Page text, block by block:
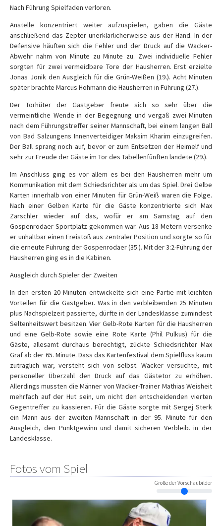
Nach Führung Spielfaden verloren.
Anstelle konzentriert weiter aufzuspielen, gaben die Gäste
anschließend das Zepter unerklärlicherweise aus der Hand. In der
Defensive häuften sich die Fehler und der Druck auf die Wacker-
Abwehr nahm von Minute zu Minute zu. Zwei individuelle Fehler
sorgten für zwei vermeidbare Tore der Hausherren. Erst erzielte
Jonas Jonik den Ausgleich für die Grün-Weißen (19.). Acht Minuten
später brachte Marcus Hohmann die Hausherren in Führung (27.).
Der Torhüter der Gastgeber freute sich so sehr über die
vermeintliche Wende in der Begegnung und vergaß zwei Minuten
nach dem Führungstreffer seiner Mannschaft, bei einem langen Ball
von Bad Salzungens Innenverteidiger Maksim Kharim einzugreifen.
Der Ball sprang noch auf, bevor er zum Entsetzen der Heimelf und
sehr zur Freude der Gäste im Tor des Tabellenfünften landete (29.).
Im Anschluss ging es vor allem es bei den Hausherren mehr um
Kommunikation mit dem Schiedsrichter als um das Spiel. Drei Gelbe
Karten innerhalb von einer Minuten für Grün-Weiß waren die Folge.
Nach einer Gelben Karte für die Gäste konzentrierte sich Max
Zarschler wieder auf das, wofür er am Samstag auf den
Gospenrodaer Sportplatz gekommen war. Aus 18 Metern versenke
er unhaltbar einen Freistoß aus zentraler Position und sorgte so für
die erneute Führung der Gospenrodaer (35.). Mit der 3:2-Führung der
Hausherren ging es in die Kabinen.
Ausgleich durch Spieler der Zweiten
In den ersten 20 Minuten entwickelte sich eine Partie mit leichten
Vorteilen für die Gastgeber. Was in den verbleibenden 25 Minuten
plus Nachspielzeit passierte, dürfte in der Landesklasse zumindest
Seltenheitswert besitzen. Vier Gelb-Rote Karten für die Hausherren
und eine Gelb-Rote sowie eine Rote Karte (Phil Pulkus) für die
Gäste, allesamt durchaus berechtigt, zückte Schiedsrichter Max
Graf ab der 65. Minute. Dass das Kartenfestival dem Spielfluss kaum
zuträglich war, versteht sich von selbst. Wacker versuchte, mit
personeller Überzahl den Druck auf das Gästetor zu erhöhen.
Allerdings mussten die Männer von Wacker-Trainer Mathias Weisheit
mehrfach auf der Hut sein, um nicht den entscheidenden vierten
Gegentreffer zu kassieren. Für die Gäste sorgte mit Sergej Sterk
ein Mann aus der zweiten Mannschaft in der 95. Minute für den
Ausgleich, den Punktgewinn und damit sicheren Verbleib. in der
Landesklasse.
Fotos vom Spiel
Größe der Vorschaubilder